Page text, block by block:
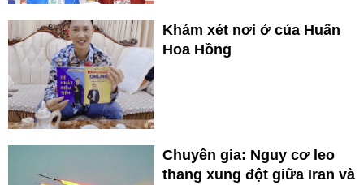
Khám xét nơi ở của Huấn
Hoa Hồng
Chuyên gia: Nguy cơ leo
thang xung đột giữa Iran và